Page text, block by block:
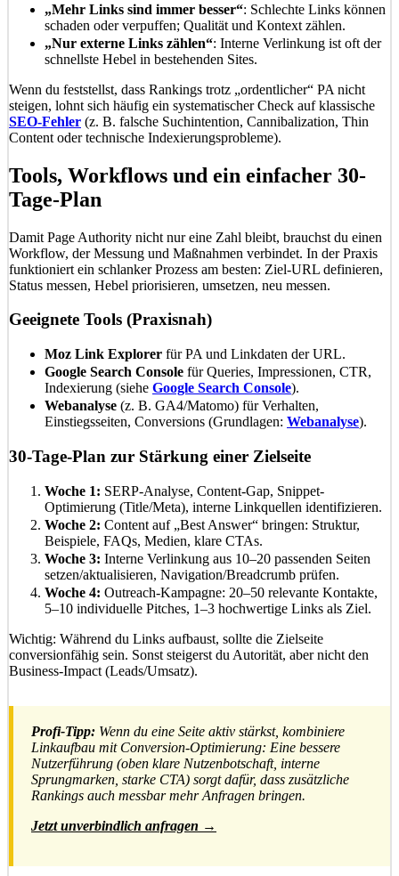
„Mehr Links sind immer besser“: Schlechte Links können
schaden oder verpuffen; Qualität und Kontext zählen.
„Nur externe Links zählen“: Interne Verlinkung ist oft der
schnellste Hebel in bestehenden Sites.
Wenn du feststellst, dass Rankings trotz „ordentlicher“ PA nicht
steigen, lohnt sich häufig ein systematischer Check auf klassische
SEO-Fehler (z. B. falsche Suchintention, Cannibalization, Thin
Content oder technische Indexierungsprobleme).
Tools, Workflows und ein einfacher 30-
Tage-Plan
Damit Page Authority nicht nur eine Zahl bleibt, brauchst du einen
Workflow, der Messung und Maßnahmen verbindet. In der Praxis
funktioniert ein schlanker Prozess am besten: Ziel-URL definieren,
Status messen, Hebel priorisieren, umsetzen, neu messen.
Geeignete Tools (Praxisnah)
Moz Link Explorer für PA und Linkdaten der URL.
Google Search Console für Queries, Impressionen, CTR,
Indexierung (siehe Google Search Console).
Webanalyse (z. B. GA4/Matomo) für Verhalten,
Einstiegsseiten, Conversions (Grundlagen: Webanalyse).
30-Tage-Plan zur Stärkung einer Zielseite
Woche 1: SERP-Analyse, Content-Gap, Snippet-
Optimierung (Title/Meta), interne Linkquellen identifizieren.
Woche 2: Content auf „Best Answer“ bringen: Struktur,
Beispiele, FAQs, Medien, klare CTAs.
Woche 3: Interne Verlinkung aus 10–20 passenden Seiten
setzen/aktualisieren, Navigation/Breadcrumb prüfen.
Woche 4: Outreach-Kampagne: 20–50 relevante Kontakte,
5–10 individuelle Pitches, 1–3 hochwertige Links als Ziel.
Wichtig: Während du Links aufbaust, sollte die Zielseite
conversionfähig sein. Sonst steigerst du Autorität, aber nicht den
Business-Impact (Leads/Umsatz).
Profi-Tipp: Wenn du eine Seite aktiv stärkst, kombiniere
Linkaufbau mit Conversion-Optimierung: Eine bessere
Nutzerführung (oben klare Nutzenbotschaft, interne
Sprungmarken, starke CTA) sorgt dafür, dass zusätzliche
Rankings auch messbar mehr Anfragen bringen.
Jetzt unverbindlich anfragen →